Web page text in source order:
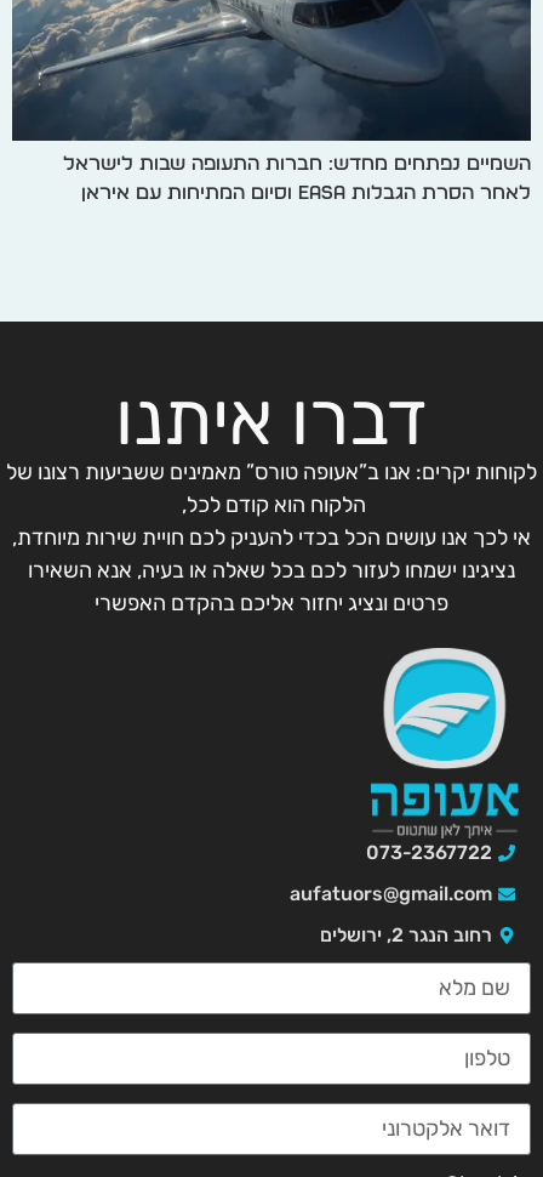
השמיים נפתחים מחדש: חברות התעופה שבות לישראל
לאחר הסרת הגבלות EASA וסיום המתיחות עם איראן
דברו איתנו
לקוחות יקרים: אנו ב”אעופה טורס” מאמינים ששביעות רצונו של
הלקוח הוא קודם לכל,
אי לכך אנו עושים הכל בכדי להעניק לכם חויית שירות מיוחדת,
נציגינו ישמחו לעזור לכם בכל שאלה או בעיה, אנא השאירו
פרטים ונציג יחזור אליכם בהקדם האפשרי
073-2367722
aufatuors@gmail.com
רחוב הנגר 2, ירושלים